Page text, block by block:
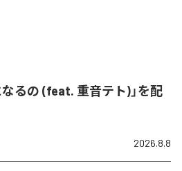
るの (feat. 重音テト)」を配
2026.8.8